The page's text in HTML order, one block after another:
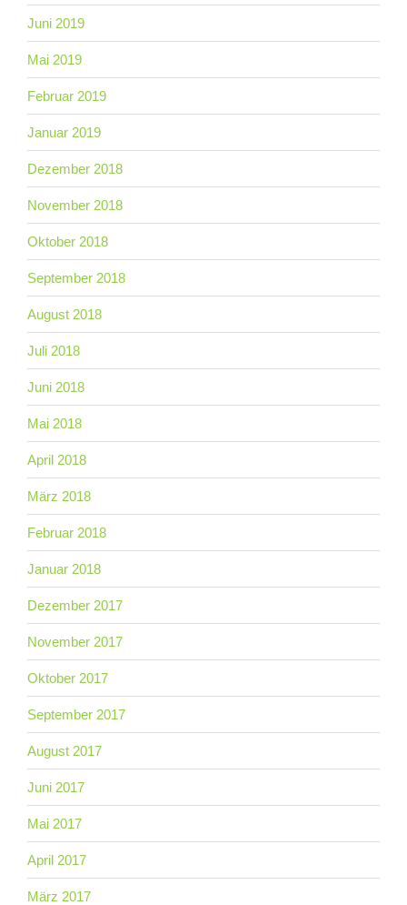
Juni 2019
Mai 2019
Februar 2019
Januar 2019
Dezember 2018
November 2018
Oktober 2018
September 2018
August 2018
Juli 2018
Juni 2018
Mai 2018
April 2018
März 2018
Februar 2018
Januar 2018
Dezember 2017
November 2017
Oktober 2017
September 2017
August 2017
Juni 2017
Mai 2017
April 2017
März 2017